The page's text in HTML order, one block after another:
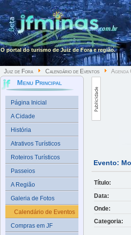
O portal do turismo de Juiz de Fora e região.
Juiz de Fora Calendário de Eventos
Menu Principal
Página Inicial
A Cidade
História
Atrativos Turísticos
Roteiros Turísticos
Passeios
A Região
Galeria de Fotos
Calendário de Eventos
Compras em JF
Evento:
Título:
Data:
Onde:
Categoria: